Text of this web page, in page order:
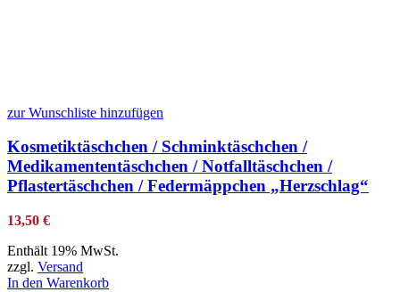
zur Wunschliste hinzufügen
Kosmetiktäschchen / Schminktäschchen /
Medikamententäschchen / Notfalltäschchen /
Pflastertäschchen / Federmäppchen „Herzschlag“
13,50 €
Enthält 19% MwSt.
zzgl. Versand
In den Warenkorb